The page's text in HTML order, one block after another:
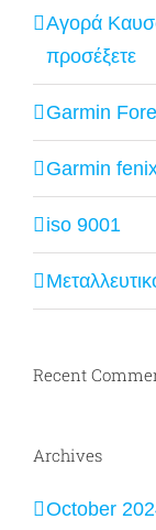
Αγορά
προσέξετε
Garmin
Garmin
iso 9001
Recent
Archives
October